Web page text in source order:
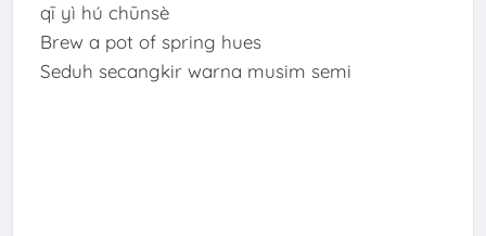
qī yì hú chūnsè
Brew a pot of spring hues
Seduh secangkir warna musim semi